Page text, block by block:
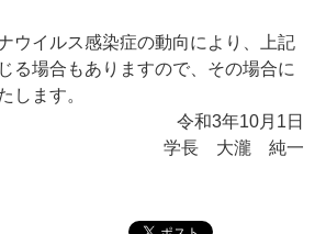
ウイルス感染症の動向により、上記
る場合もありますので、その場合に
します。
令和3年10月1日
学長 大瀧 純一